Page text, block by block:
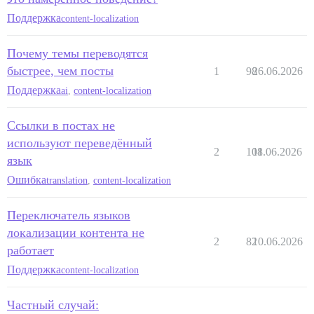
Поддержкаcontent-localization
Почему темы переводятся
быстрее, чем посты
Поддержкаai content-localization
1 9826.06.2026
Ссылки в постах не
используют переведённый
язык
Ошибкаtranslation content-localization
2 108
11.06.2026
Переключатель языков
локализации контента не
работает
Поддержкаcontent-localization
2 8210.06.2026
Частный случай: